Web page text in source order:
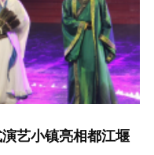
艺小镇亮相都江堰